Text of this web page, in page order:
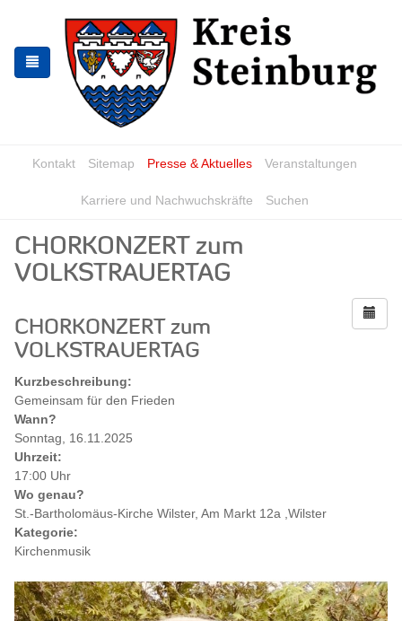
springen
springen
Kontakt Sitemap Presse & Aktuelles Veranstaltungen
Karriere und Nachwuchskräfte Suchen
CHORKONZERT zum
VOLKSTRAUERTAG
CHORKONZERT zum
VOLKSTRAUERTAG
Kurzbeschreibung:
Gemeinsam für den Frieden
Wann?
Sonntag, 16.11.2025
Uhrzeit:
17:00 Uhr
Wo genau?
St.-Bartholomäus-Kirche Wilster, Am Markt 12a ,Wilster
Kategorie:
Kirchenmusik